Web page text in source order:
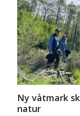
Ny våtmark
natur